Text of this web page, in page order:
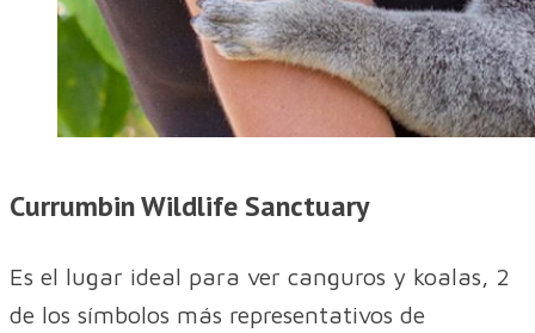
Currumbin Wildlife Sanctuary
Es el lugar ideal para ver canguros y koalas, 2
de los símbolos más representativos de